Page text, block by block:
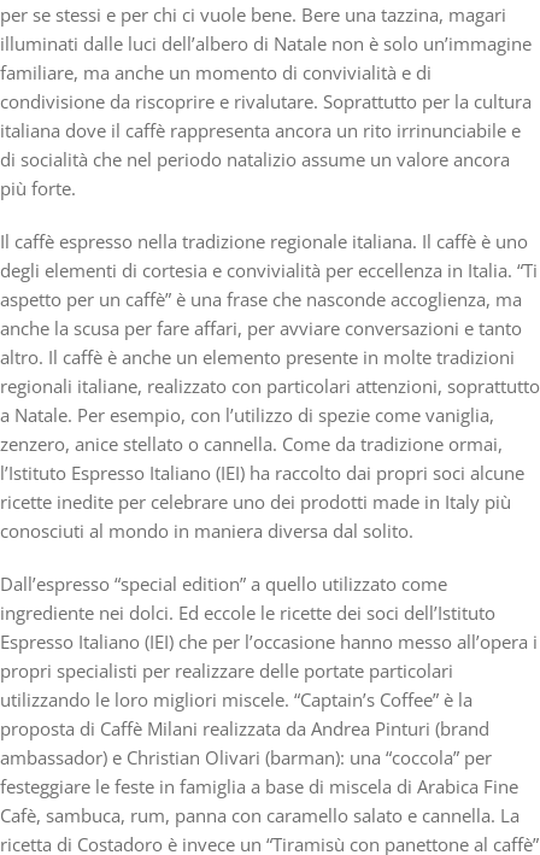
per se stessi e per chi ci vuole bene. Bere una tazzina, magari
illuminati dalle luci dell’albero di Natale non è solo un’immagine
familiare, ma anche un momento di convivialità e di
condivisione da riscoprire e rivalutare. Soprattutto per la cultura
italiana dove il caffè rappresenta ancora un rito irrinunciabile e
di socialità che nel periodo natalizio assume un valore ancora
più forte.
Il caffè espresso nella tradizione regionale italiana. Il caffè è uno
degli elementi di cortesia e convivialità per eccellenza in Italia. “Ti
aspetto per un caffè” è una frase che nasconde accoglienza, ma
anche la scusa per fare affari, per avviare conversazioni e tanto
altro. Il caffè è anche un elemento presente in molte tradizioni
regionali italiane, realizzato con particolari attenzioni, soprattutto
a Natale. Per esempio, con l’utilizzo di spezie come vaniglia,
zenzero, anice stellato o cannella. Come da tradizione ormai,
l’Istituto Espresso Italiano (IEI) ha raccolto dai propri soci alcune
ricette inedite per celebrare uno dei prodotti made in Italy più
conosciuti al mondo in maniera diversa dal solito.
Dall’espresso “special edition” a quello utilizzato come
ingrediente nei dolci. Ed eccole le ricette dei soci dell’Istituto
Espresso Italiano (IEI) che per l’occasione hanno messo all’opera i
propri specialisti per realizzare delle portate particolari
utilizzando le loro migliori miscele. “Captain’s Coffee” è la
proposta di Caffè Milani realizzata da Andrea Pinturi (brand
ambassador) e Christian Olivari (barman): una “coccola” per
festeggiare le feste in famiglia a base di miscela di Arabica Fine
Cafè, sambuca, rum, panna con caramello salato e cannella. La
ricetta di Costadoro è invece un “Tiramisù con panettone al caffè”